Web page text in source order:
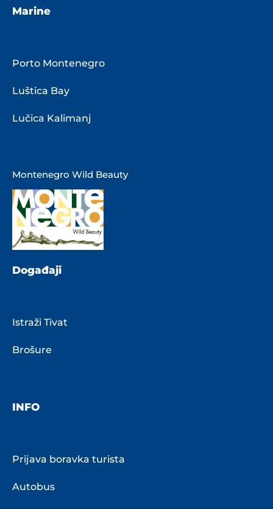
Marine
Porto Montenegro
Luštica Bay
Lučica Kalimanj
Montenegro Wild Beauty
Događaji
Istraži Tivat
Brošure
INFO
Prijava boravka turista
Autobus